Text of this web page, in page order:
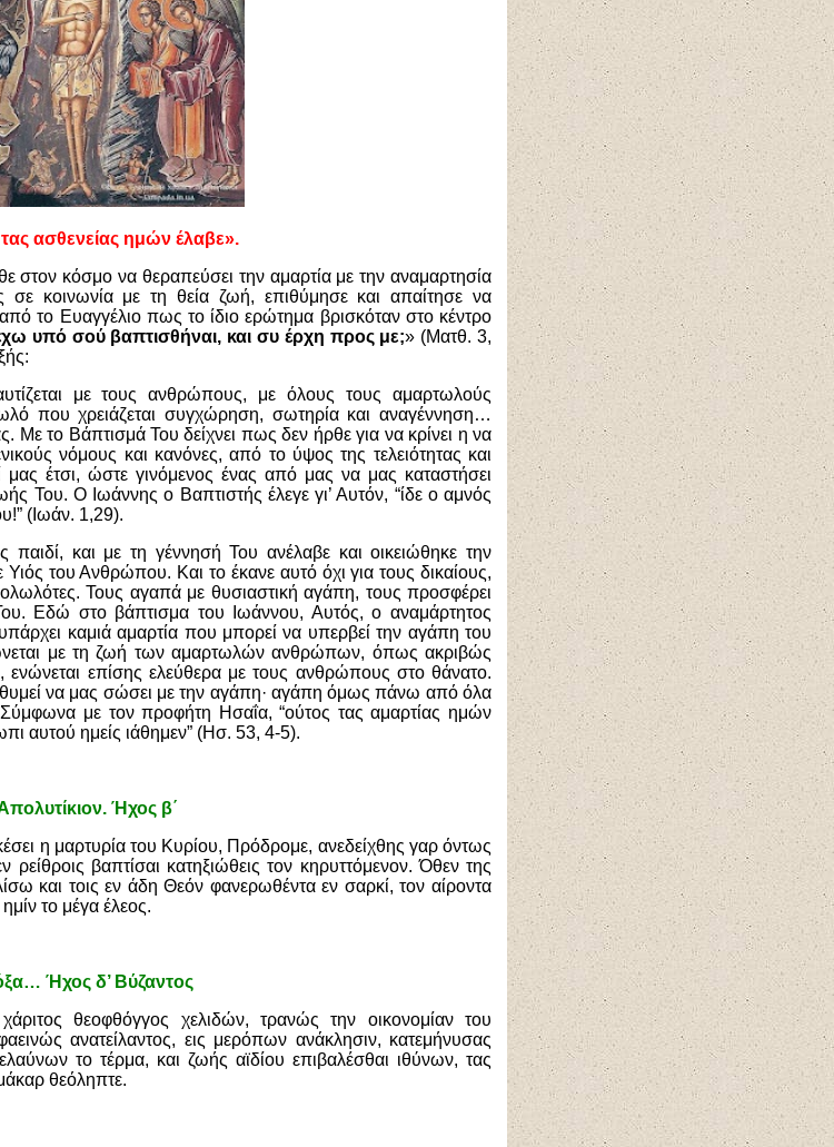
ασθενείας ημών έλαβε».
στον κόσμο να θεραπεύσει την αμαρτία με την αναμαρτησία
κοινωνία με τη θεία ζωή, επιθύμησε και απαίτησε να
το Ευαγγέλιο πως το ίδιο ερώτημα βρισκόταν στο κέντρο
υπό σού βαπτισθήναι, και συ έρχη προς με;» (Ματθ. 3,
με τους ανθρώπους, με όλους τους αμαρτωλούς
που χρειάζεται συγχώρηση, σωτηρία και αναγέννηση…
Με το Βάπτισμά Του δείχνει πως δεν ήρθε για να κρίνει η να
νόμους και κανόνες, από το ύψος της τελειότητας και
έτσι, ώστε γινόμενος ένας από μας να μας καταστήσει
Του. Ο Ιωάννης ο Βαπτιστής έλεγε γι’ Αυτόν, “ίδε ο αμνός
(Ιωάν. 1,29).
και με τη γέννησή Του ανέλαβε και οικειώθηκε την
του Ανθρώπου. Και το έκανε αυτό όχι για τους δικαίους,
Τους αγαπά με θυσιαστική αγάπη, τους προσφέρει
Εδώ στο βάπτισμα του Ιωάννου, Αυτός, ο αναμάρτητος
καμιά αμαρτία που μπορεί να υπερβεί την αγάπη του
με τη ζωή των αμαρτωλών ανθρώπων, όπως ακριβώς
ενώνεται επίσης ελεύθερα με τους ανθρώπους στο θάνατο.
να μας σώσει με την αγάπη· αγάπη όμως πάνω από όλα
με τον προφήτη Ησαΐα, “ούτος τας αμαρτίας ημών
αυτού ημείς ιάθημεν” (Ησ. 53, 4-5).
Ήχος β΄
η μαρτυρία του Κυρίου, Πρόδρομε, ανεδείχθης γαρ όντως
βαπτίσαι κατηξιώθεις τον κηρυττόμενον. Όθεν της
και τοις εν άδη Θεόν φανερωθέντα εν σαρκί, τον αίροντα
το μέγα έλεος.
Ήχος δ’ Βύζαντος
θεοφθόγγος χελιδών, τρανώς την οικονομίαν του
ανατείλαντος, εις μερόπων ανάκλησιν, κατεμήνυσας
το τέρμα, και ζωής αϊδίου επιβαλέσθαι ιθύνων, τας
θεόληπτε.